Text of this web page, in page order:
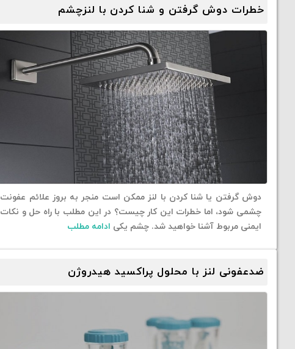
خطرات دوش گرفتن و شنا کردن با لنزچشم
دوش گرفتن یا شنا کردن با لنز ممکن است منجر به بروز علائم عفونت
چشمی شود، اما خطرات این کار چیست؟ در این مطلب با راه حل و نکات
ایمنی مربوط آشنا خواهید شد. چشم ‌یکی ادامه مطلب
ضدعفونی لنز با محلول پراکسید هیدروژن